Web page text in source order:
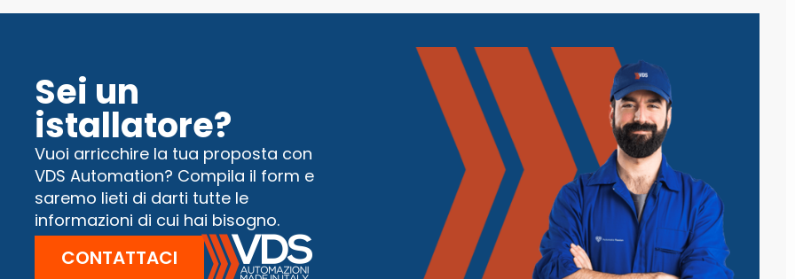
Sei un
istallatore?
Vuoi arricchire la tua proposta con
VDS Automation? Compila il form e
saremo lieti di darti tutte le
informazioni di cui hai bisogno.
CONTATTACI